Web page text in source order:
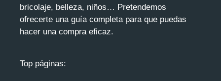
bricolaje, belleza, niños… Pretendemos
ofrecerte una guía completa para que puedas
hacer una compra eficaz.
Top páginas: